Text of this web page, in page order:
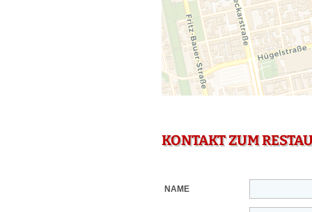
KONTAKT ZUM
NAME